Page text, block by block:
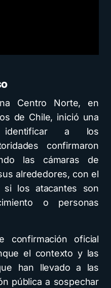
Centro Norte, en
de Chile, inició una
identificar a los
confirmaron
las cámaras de
alrededores, con el
si los atacantes son
o personas
confirmación oficial
el contexto y las
han llevado a las
pública a sospechar